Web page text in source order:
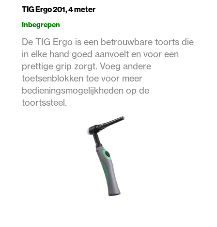
TIG Ergo 201, 4 meter
Inbegrepen
De TIG Ergo is een betrouwbare toorts die
in elke hand goed aanvoelt en voor een
prettige grip zorgt. Voeg andere
toetsenblokken toe voor meer
bedieningsmogelijkheden op de
toortssteel.